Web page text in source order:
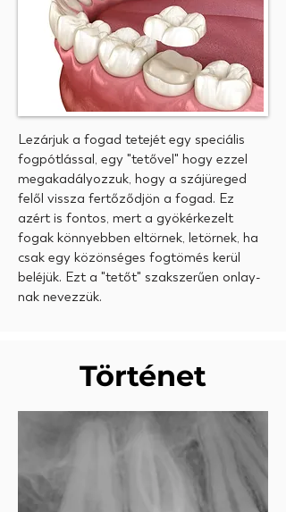
Lezárjuk a fogad tetejét egy speciális
fogpótlással, egy "tetővel" hogy ezzel
megakadályozzuk, hogy a szájüreged
felől vissza fertőződjön a fogad. Ez
azért is fontos, mert a gyökérkezelt
fogak könnyebben eltörnek, letörnek, ha
csak egy közönséges fogtömés kerül
beléjük. Ezt a "tetőt" szakszerűen onlay-
nak nevezzük.
Történet